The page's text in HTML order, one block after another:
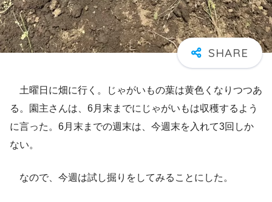
土曜日に畑に行く。じゃがいもの葉は黄色くなりつつあ
る。園主さんは、6月末までにじゃがいもは収穫するよう
に言った。6月末までの週末は、今週末を入れて3回しか
ない。
なので、今週は試し掘りをしてみることにした。